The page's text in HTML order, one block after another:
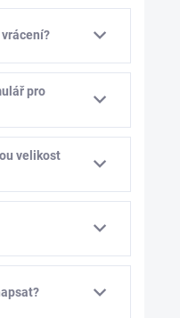
pro
velikost